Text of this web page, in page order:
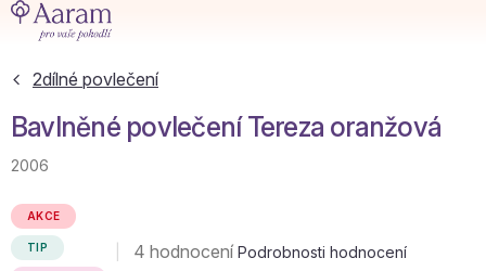
Přejít
2dílné povlečení
Bavlněné povlečení Tereza oranžová
2006
AKCE
TIP
Průměrné
4 hodnocení Podrobnosti hodnocení